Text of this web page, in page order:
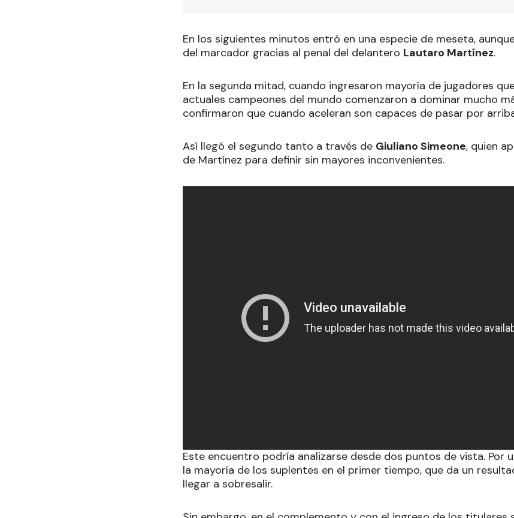
En los siguientes minutos entró en una especie de meseta,
del marcador gracias al penal del delantero Lautaro Martínez.
En la segunda mitad, cuando ingresaron mayoría de jugadores
actuales campeones del mundo comenzaron a dominar mucho
confirmaron que cuando aceleran son capaces de pasar por
Así llegó el segundo tanto a través de Giuliano Simeone, quien
de Martínez para definir sin mayores inconvenientes.
Este encuentro podría analizarse desde dos puntos de vista. Por
la mayoría de los suplentes en el primer tiempo, que da un
llegar a sobresalir.